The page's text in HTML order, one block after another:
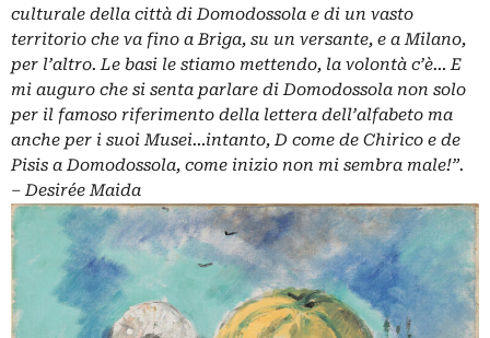
culturale della città di Domodossola e di un vasto
territorio che va fino a Briga, su un versante, e a Milano,
per l’altro. Le basi le stiamo mettendo, la volontà c’è… E
mi auguro che si senta parlare di Domodossola non solo
per il famoso riferimento della lettera dell’alfabeto ma
anche per i suoi Musei…intanto, D come de Chirico e de
Pisis a Domodossola, come inizio non mi sembra male!”.
– Desirée Maida